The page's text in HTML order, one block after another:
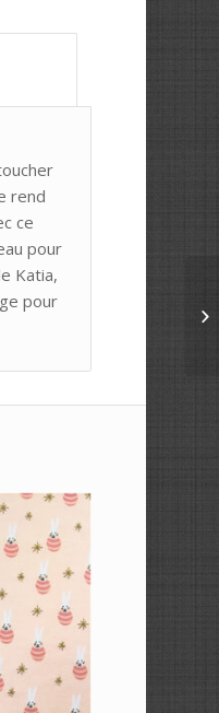
rend
ce
pour
Katia,
pour